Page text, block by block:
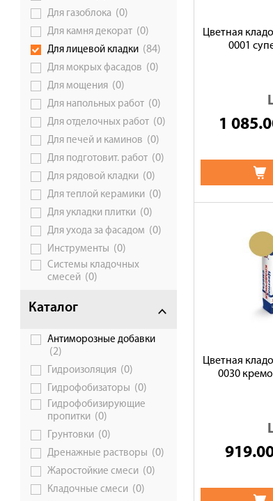
Контакты
Для газоблока (0)
Для камня декорат (0)
Для лицевой кладки (84)
Для мокрых фасадов (0)
Для мощения (0)
Для напольных работ (0)
Для отделочных работ (0)
Для печей и каминов (0)
Для подготовит. работ (0)
Для рядовой кладки (0)
Для теплой керамики (0)
Для укладки плитки (0)
Для ухода за фасадом (0)
Инструменты (0)
Системы кладочных
смесей (0)
Каталог
Антиморозные добавки
(2)
Гидроизоляция (0)
Гидрофобизаторы (0)
Гидрофобизирующие
пропитки (0)
Грунтовки (0)
Дренажные растворы (0)
Жаростойкие смеси (0)
Кладочные смеси (0)
Цветная
0001
1
Цветная
0030